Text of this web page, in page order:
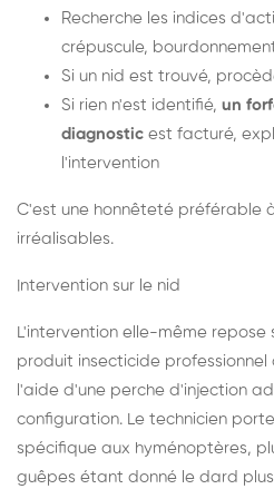
Recherche les indices
crépuscule,
Si un nid est trouvé,
Si rien n'est identifié, un
diagnostic est facturé,
l'intervention
C'est une honnêteté préférable
irréalisables.
Intervention sur le nid
L'intervention elle-même repose
produit insecticide
l'aide d'une perche d'injection
configuration. Le technicien
spécifique aux hyménoptères,
guêpes étant donné le dard